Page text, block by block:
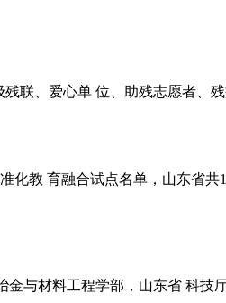
联、爱心单 位、助残志愿者、
化教 育融合试点名单，山东省共
与材料工程学部，山东省 科技